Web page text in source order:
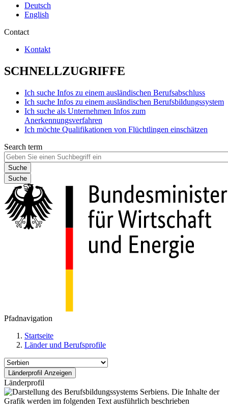
Deutsch
English
Contact
Kontakt
SCHNELLZUGRIFFE
Ich suche Infos zu einem ausländischen Berufsabschluss
Ich suche Infos zu einem ausländischen Berufsbildungssystem
Ich suche als Unternehmen Infos zum
Anerkennungsverfahren
Ich möchte Qualifikationen von Flüchtlingen einschätzen
Search term
Suche
Pfadnavigation
Startseite
Länder und Berufsprofile
Länderprofil